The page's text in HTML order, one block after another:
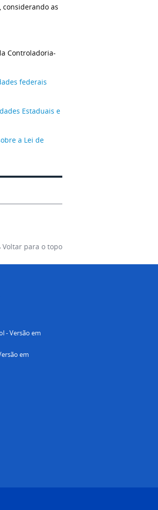
as
Controladoria-
federais
Estaduais e
a Lei de
Voltar para o topo
- Versão em
em